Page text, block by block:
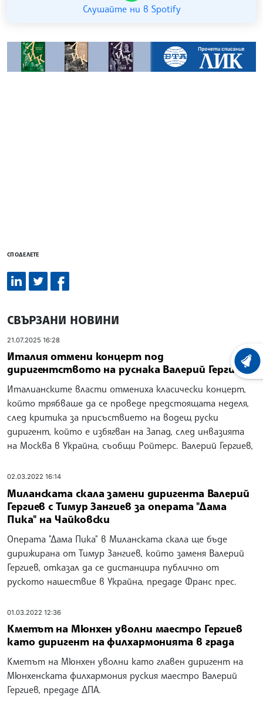
Слушайте ни в Spotify
СПОДЕЛЕТЕ
СВЪРЗАНИ НОВИНИ
21.07.2025 16:28
Италия отмени концерт под
диригентството на руснака Валерий Гергиев
Италианските власти отмениха класически концерт,
който трябваше да се проведе предстоящата неделя,
след критика за присъствието на водещ руски
диригент, който е избягван на Запад, след инвазията
на Москва в Украйна, съобщи Ройтерс. Валерий Гергиев,
02.03.2022 16:14
Миланската скала замени диригента Валерий
Гергиев с Тимур Зангиев за операта "Дама
Пика" на Чайковски
Операта "Дама Пика" в Миланската скала ще бъде
дирижирана от Тимур Зангиев, който заменя Валерий
Гергиев, отказал да се дистанцира публично от
руското нашествие в Украйна, предаде Франс прес.
01.03.2022 12:36
Кметът на Мюнхен уволни маестро Гергиев
като диригент на филхармонията в града
Кметът на Мюнхен уволни като главен диригент на
Мюнхенската филхармония руския маестро Валерий
Гергиев, предаде ДПА.